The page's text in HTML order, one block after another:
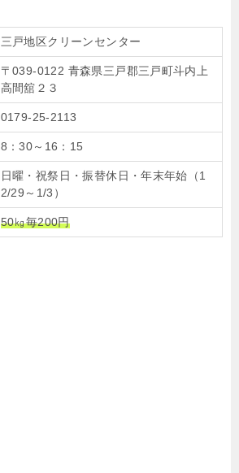
三戸地区クリーンセンター
〒039-0122 青森県三戸郡三戸町斗内上
高間舘２３
0179-25-2113
8：30～16：15
日曜・祝祭日・振替休日・年末年始（1
2/29～1/3）
50㎏毎200円